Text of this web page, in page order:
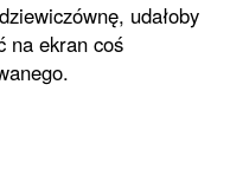
udałoby
na ekran coś